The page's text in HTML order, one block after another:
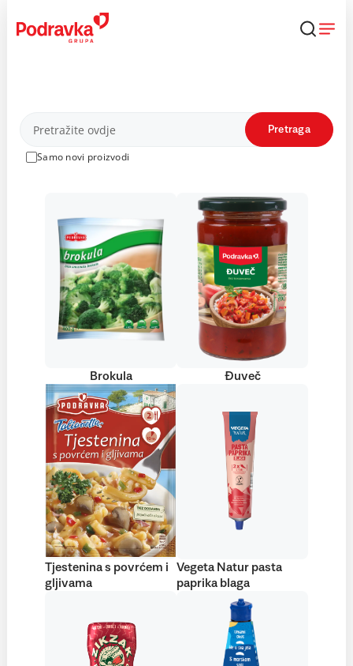
content
Proizvodi
Samo novi proizvodi
Pretraga
Brokula Đuveč
Tjestenina s povrćem i
gljivama
Vegeta Natur pasta
paprika blaga